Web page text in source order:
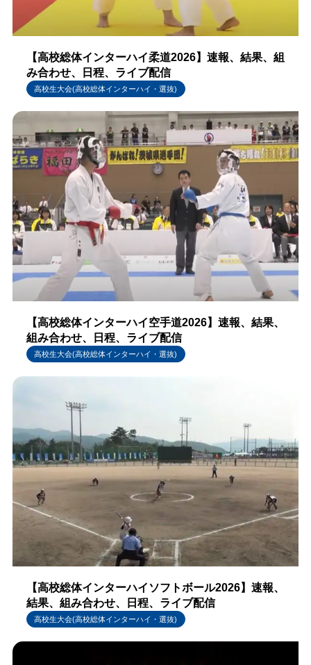
【高校総体インターハイ柔道2026】速報、結果、組
み合わせ、日程、ライブ配信
高校生大会(高校総体インターハイ・選抜)
【高校総体インターハイ空手道2026】速報、結果、
組み合わせ、日程、ライブ配信
高校生大会(高校総体インターハイ・選抜)
【高校総体インターハイソフトボール2026】速報、
結果、組み合わせ、日程、ライブ配信
高校生大会(高校総体インターハイ・選抜)